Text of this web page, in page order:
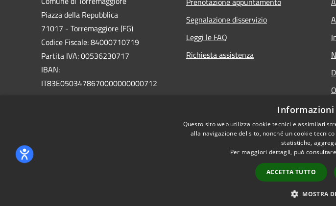
Piazza della Repubblica
71017 - Torremaggiore (FG)
Codice Fiscale: 84000710719
Partita IVA: 00536230717
IBAN:
IT83E0503478670000000000712
Segnalazione disservizio
Leggi le FAQ
Richiesta assistenza
Informazioni
Questo sito web utilizza cookie tecnici e assimilati
alla navigazione del sito, nonché un cookie
statistiche,
Per maggiori dettagli, può
ACCETTA TUTTO
MOSTRA